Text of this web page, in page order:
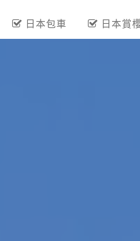
日本包車 日本賞